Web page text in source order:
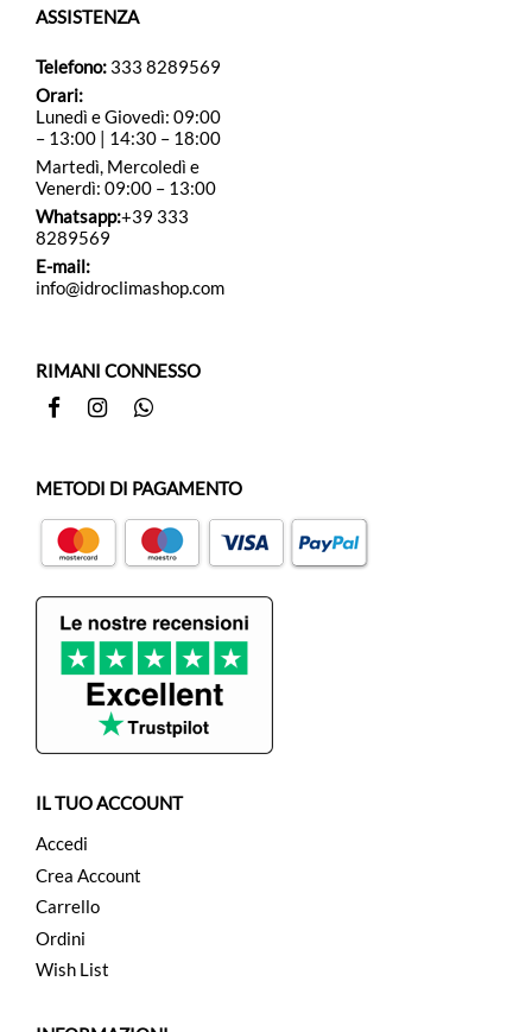
METODI DI PAGAMENTO
ASSISTENZA
Telefono: 333 8289569
Orari:
Lunedì e Giovedì: 09:00
– 13:00 | 14:30 – 18:00
Martedì, Mercoledì e
Venerdì: 09:00 – 13:00
Whatsapp:+39 333
8289569
E-mail:
info@idroclimashop.com
RIMANI CONNESSO
FacebookInstagramWhatsapp
IL TUO ACCOUNT
Accedi
Crea Account
Carrello
Ordini
Wish List